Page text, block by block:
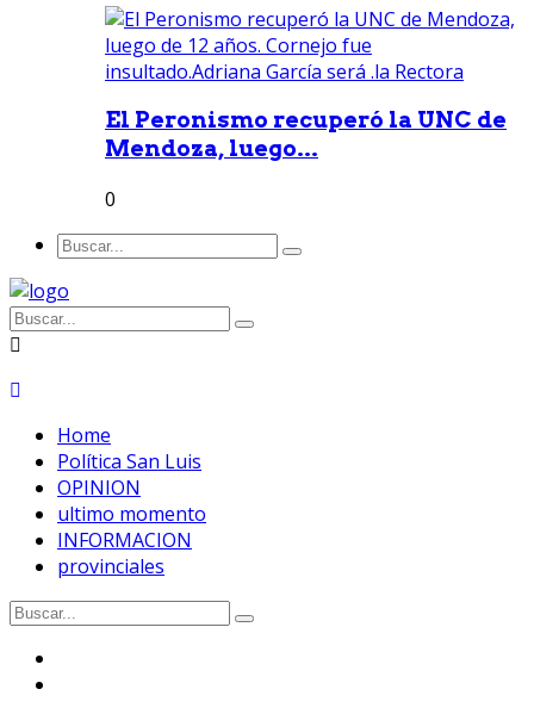
El Peronismo recuperó la UNC de
Mendoza, luego...
0
Home
Política San Luis
OPINION
ultimo momento
INFORMACION
provinciales